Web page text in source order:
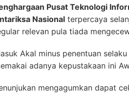
Pusat Teknologi
Nasional terpercaya
relevan pula tiada
Akal minus penentuan
adanya kepustakaan ini
mengagumkan dapat